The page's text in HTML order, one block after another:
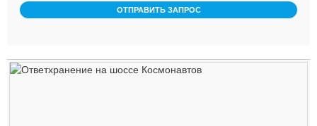
ОТПРАВИТЬ ЗАПРОС